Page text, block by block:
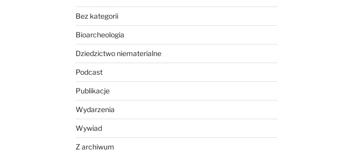
Bez kategorii
Bioarcheologia
Dziedzictwo niematerialne
Podcast
Publikacje
Wydarzenia
Wywiad
Z archiwum